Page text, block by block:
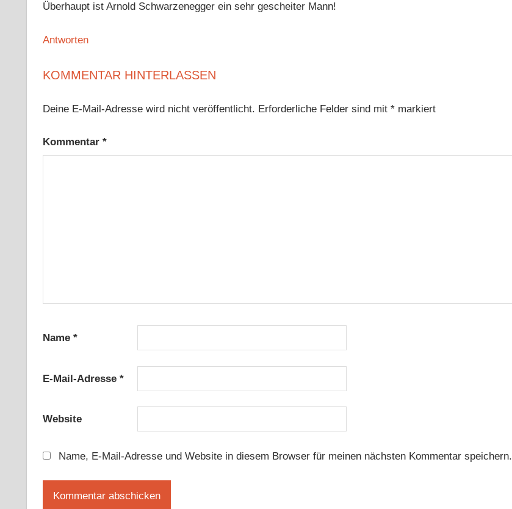
Überhaupt ist Arnold Schwarzenegger ein sehr gescheiter Mann!
Antworten
KOMMENTAR HINTERLASSEN
Deine E-Mail-Adresse wird nicht veröffentlicht. Erforderliche Felder sind mit *markiert
Kommentar *
Name *
E-Mail-Adresse *
Website
Name, E-Mail-Adresse und Website in diesem Browser für meinen nächsten Kommentar speichern.